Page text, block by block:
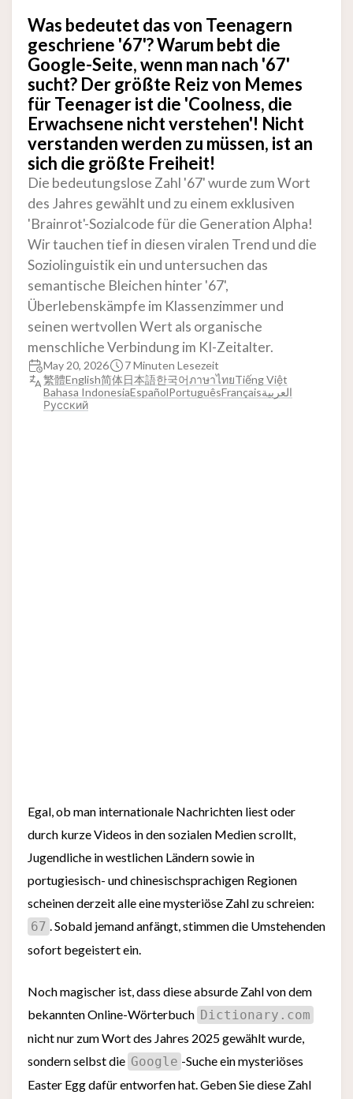
Was bedeutet das von Teenagern
geschriene '67'? Warum bebt die
Google-Seite, wenn man nach '67'
sucht? Der größte Reiz von Memes
für Teenager ist die 'Coolness, die
Erwachsene nicht verstehen'! Nicht
verstanden werden zu müssen, ist an
sich die größte Freiheit!
Die bedeutungslose Zahl '67' wurde zum Wort
des Jahres gewählt und zu einem exklusiven
'Brainrot'-Sozialcode für die Generation Alpha!
Wir tauchen tief in diesen viralen Trend und die
Soziolinguistik ein und untersuchen das
semantische Bleichen hinter '67',
Überlebenskämpfe im Klassenzimmer und
seinen wertvollen Wert als organische
menschliche Verbindung im KI-Zeitalter.
May 20, 2026
7 Minuten Lesezeit
繁體English简体日本語한국어ภาษาไทยTiếng Việt
Bahasa IndonesiaEspañolPortuguêsFrançaisالعربية
Русский
Egal, ob man internationale Nachrichten liest oder
durch kurze Videos in den sozialen Medien scrollt,
Jugendliche in westlichen Ländern sowie in
portugiesisch- und chinesischsprachigen Regionen
scheinen derzeit alle eine mysteriöse Zahl zu schreien:
67 . Sobald jemand anfängt, stimmen die Umstehenden
sofort begeistert ein.
Noch magischer ist, dass diese absurde Zahl von dem
bekannten Online-Wörterbuch Dictionary.com
nicht nur zum Wort des Jahres 2025 gewählt wurde,
sondern selbst die Google -Suche ein mysteriöses
Easter Egg dafür entworfen hat. Geben Sie diese Zahl